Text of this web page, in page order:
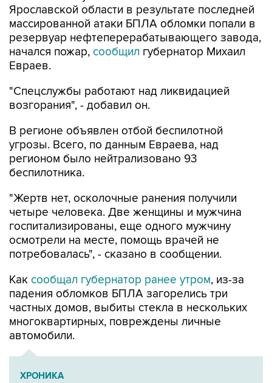
Ярославской области в результате последней
массированной атаки БПЛА обломки попали в
резервуар нефтеперерабатывающего завода,
начался пожар, сообщил губернатор Михаил
Евраев.
"Спецслужбы работают над ликвидацией
возгорания", - добавил он.
В регионе объявлен отбой беспилотной
угрозы. Всего, по данным Евраева, над
регионом было нейтрализовано 93
беспилотника.
"Жертв нет, осколочные ранения получили
четыре человека. Две женщины и мужчина
госпитализированы, еще одного мужчину
осмотрели на месте, помощь врачей не
потребовалась", - сказано в сообщении.
Как сообщал губернатор ранее утром, из-за
падения обломков БПЛА загорелись три
частных домов, выбиты стекла в нескольких
многоквартирных, повреждены личные
автомобили.
ХРОНИКА